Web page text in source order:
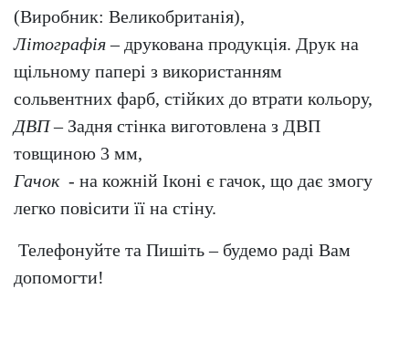
(Виробник: Великобританія),
Літографія– друкована продукція. Друк на
щільному папері з використанням
сольвентних фарб, стійких до втрати кольору,
ДВП– Задня стінка виготовлена з ДВП
товщиною 3 мм,
Гачок - на кожній Іконі є гачок, що дає змогу
легко повісити її на стіну.
Телефонуйте та Пишіть – будемо раді Вам
допомогти!